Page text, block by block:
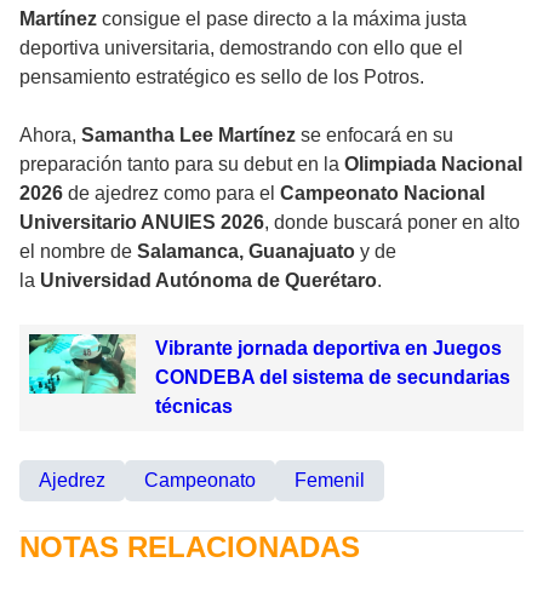
Martínez consigue el pase directo a la máxima justa
deportiva universitaria, demostrando con ello que el
pensamiento estratégico es sello de los Potros.
Ahora, Samantha Lee Martínez se enfocará en su
preparación tanto para su debut en la Olimpiada Nacional
2026 de ajedrez como para el Campeonato Nacional
Universitario ANUIES 2026, donde buscará poner en alto
el nombre de Salamanca, Guanajuato y de
la Universidad Autónoma de Querétaro.
Vibrante jornada deportiva en Juegos
CONDEBA del sistema de secundarias
técnicas
Ajedrez Campeonato Femenil
NOTAS RELACIONADAS